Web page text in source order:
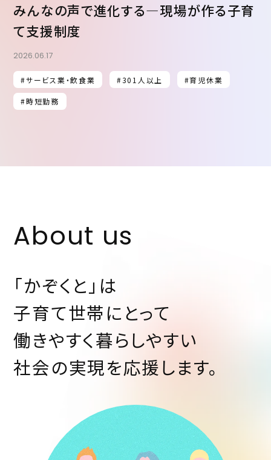
みんなの声で進化する—現場が作る子育
て支援制度
2026.06.17
#サービス業・飲食業 #301人以上 #育児休業
#時短勤務
About us
「かぞくと」は
子育て世帯にとって
働きやすく暮らしやすい
社会の実現を応援します。